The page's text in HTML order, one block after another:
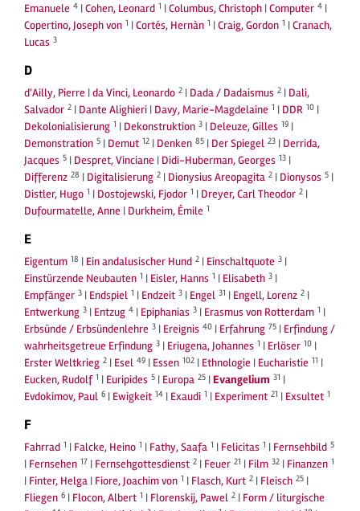
Emanuele 4 |Cohen, Leonard 1 |Columbus, Christoph |Computer 4 |
Copertino, Joseph von 1 |Cortés, Hernàn 1 |Craig, Gordon 1 |Cranach,
Lucas 3
D
d'Ailly, Pierre |da Vinci, Leonardo 2 | Dada / Dadaismus 2 | Dali,
Salvador 2 | Dante Alighieri | Davy, Marie-Magdelaine 1 | DDR 10 |
Dekolonialisierung 1 | Dekonstruktion 3 | Deleuze, Gilles 19 |
Demonstration 5 | Demut 12 | Denken 85 | Der Spiegel 23 | Derrida,
Jacques 5 | Despret, Vinciane | Didi-Huberman, Georges 13 |
Differenz 28 | Digitalisierung 2 | Dionysius Areopagita 2 | Dionysos 5 |
Distler, Hugo 1 | Dostojewski, Fjodor 1 | Dreyer, Carl Theodor 2 |
Dufourmatelle, Anne | Durkheim, Émile 1
E
Eigentum 18 | Ein andalusischer Hund 2 | Einschaltquote 3 |
Einstürzende Neubauten 1 | Eisler, Hanns 1 | Elisabeth 3 |
Empfänger 3 | Endspiel 1 | Endzeit 3 | Engel 31 | Engell, Lorenz 2 |
Entwerkung 3 | Entzug 4 | Epiphanias 3 | Erasmus von Rotterdam 1 |
Erbsünde / Erbsündenlehre 3 | Ereignis 40 | Erfahrung 75 | Erfindung /
wahrheitsgetreue Erfindung 3 | Eriugena, Johannes 1 | Erlöser 10 |
Erster Weltkrieg 2 | Esel 49 | Essen 102 | Ethnologie | Eucharistie 11 |
Eucken, Rudolf 1 | Euripides 5 | Europa 25 |Evangelium 31 |
Evdokimov, Paul 6 | Ewigkeit 14 | Exaudi 1 | Experiment 21 | Exsultet 1
F
Fahrrad 1 | Falcke, Heino 1 | Fathy, Saafa 1 | Felicitas 1 | Fernsehbild 5
| Fernsehen 17 | Fernsehgottesdienst 2 | Feuer 21 | Film 32 | Finanzen 1
| Finter, Helga | Fiore, Joachim von 1 | Flasch, Kurt 2 | Fleisch 25 |
Fliegen 6 | Flocon, Albert 1 | Florenskij, Pawel 2 | Form / liturgische